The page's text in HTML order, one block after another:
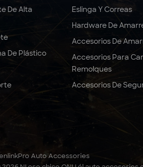
trinquete
De Alta
De Plástico
Eslinga Y Correas
Hardware De
Accesorios De
Accesorios Para
Remolques
Accesorios De
Auto Accessories